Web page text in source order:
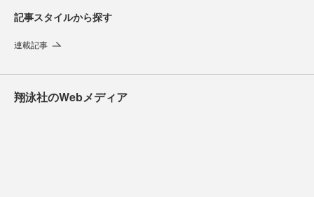
記事スタイルから探す
連載記事
翔泳社のWebメディア